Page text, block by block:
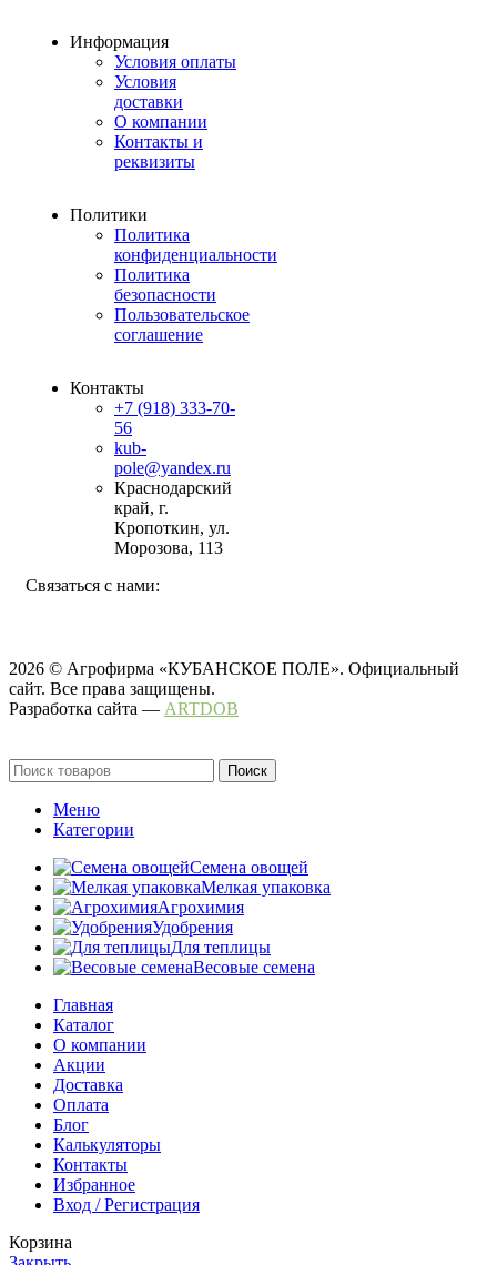
Информация
Условия оплаты
Условия
доставки
О компании
Контакты и
реквизиты
Политики
Политика
конфиденциальности
Политика
безопасности
Пользовательское
соглашение
Контакты
+7 (918) 333-70-
56
kub-
pole@yandex.ru
Краснодарский
край, г.
Кропоткин, ул.
Морозова, 113
Связаться с нами:
2026 © Агрофирма «КУБАНСКОЕ ПОЛЕ». Официальный
сайт. Все права защищены.
Разработка сайта — ARTDOB
Поиск
Меню
Категории
Семена овощей
Мелкая упаковка
Агрохимия
Удобрения
Для теплицы
Весовые семена
Главная
Каталог
О компании
Акции
Доставка
Оплата
Блог
Калькуляторы
Контакты
Избранное
Вход / Регистрация
Корзина